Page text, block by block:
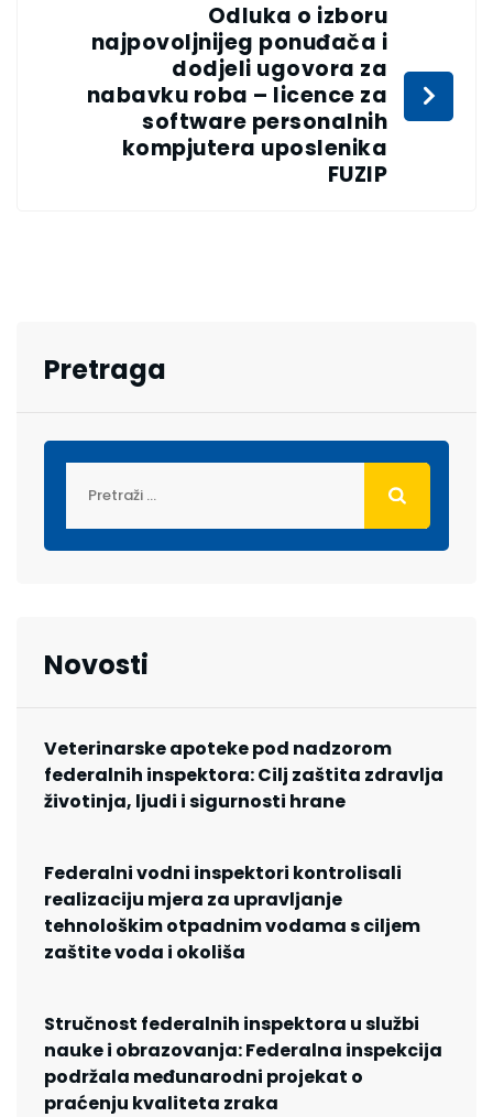
Odluka o izboru
najpovoljnijeg ponuđača i
dodjeli ugovora za
nabavku roba – licence za
software personalnih
kompjutera uposlenika
FUZIP
Pretraga
Novosti
Veterinarske apoteke pod nadzorom
federalnih inspektora: Cilj zaštita zdravlja
životinja, ljudi i sigurnosti hrane
Federalni vodni inspektori kontrolisali
realizaciju mjera za upravljanje
tehnološkim otpadnim vodama s ciljem
zaštite voda i okoliša
Stručnost federalnih inspektora u službi
nauke i obrazovanja: Federalna inspekcija
podržala međunarodni projekat o
praćenju kvaliteta zraka